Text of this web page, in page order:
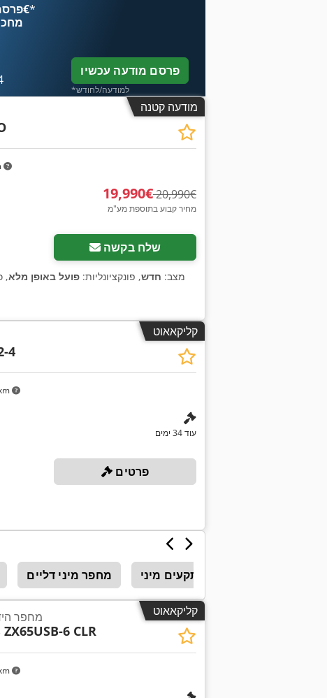
פרסם עכשיו החל מ־‏4.49 ‏€*
פרסם מודעה עכשיו
*למודעה/לחודש
מודעה קטנה
‏19,990 ‏€ ‏20,990 ‏€
מחיר קבוע בתוספת מע"מ
שלח בקשה
מצב: חדש, פונקציונליות: פועל באופן מלא,
קליקאאוט
4
עוד 34 ימים
פרטים
מחפר מיני דליים העיתונות לתקעים מיני
קליקאאוט מחפר
ZX65USB-6 CLR